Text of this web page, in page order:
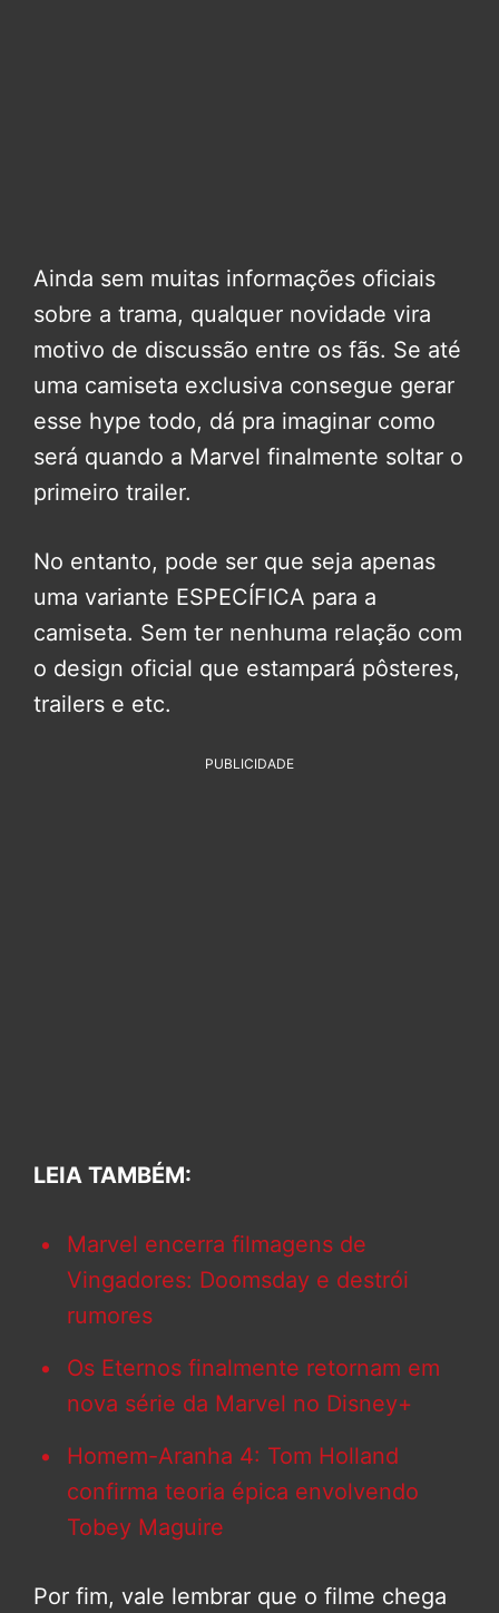
Ainda sem muitas informações oficiais
sobre a trama, qualquer novidade vira
motivo de discussão entre os fãs. Se até
uma camiseta exclusiva consegue gerar
esse hype todo, dá pra imaginar como
será quando a Marvel finalmente soltar o
primeiro trailer.
No entanto, pode ser que seja apenas
uma variante ESPECÍFICA para a
camiseta. Sem ter nenhuma relação com
o design oficial que estampará pôsteres,
trailers e etc.
PUBLICIDADE
LEIA TAMBÉM:
Marvel encerra filmagens de
Vingadores: Doomsday e destrói
rumores
Os Eternos finalmente retornam em
nova série da Marvel no Disney+
Homem-Aranha 4: Tom Holland
confirma teoria épica envolvendo
Tobey Maguire
Por fim, vale lembrar que o filme chega